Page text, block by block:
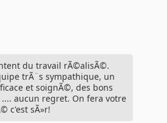
du travail rÃ©alisÃ©.
trÃ¨s sympathique, un
et soignÃ©, des bons
aucun regret. On fera votre
c'est sÃ»r!